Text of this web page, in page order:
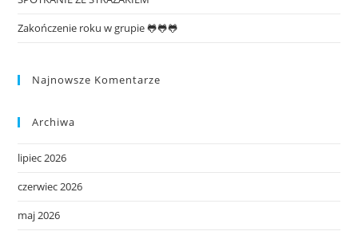
Zakończenie roku w grupie 🐸🐸🐸
Najnowsze Komentarze
Archiwa
lipiec 2026
czerwiec 2026
maj 2026